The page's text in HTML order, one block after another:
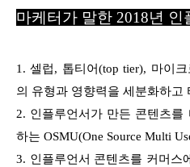
마케터가 말한 2018년
1. 셀럽, 톱티어(top tier), 마이
의 유형과 영향력을 세분화하고
2. 인플루언서가 만든 콘텐츠
하는 OSMU(One Source Multi
3. 인플루언서 콘텐츠를 커머스